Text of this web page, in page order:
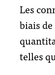
Les
biais
telles